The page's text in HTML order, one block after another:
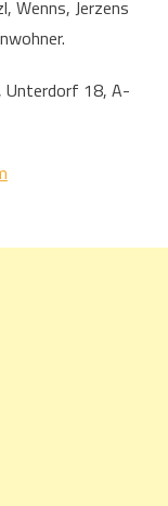
Wenns, Jerzens
Unterdorf 18, A-